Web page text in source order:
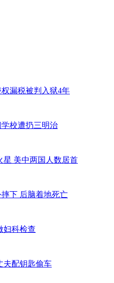
漏税被判入狱4年
校遭扔三明治
星 美中两国人数居首
下 后脑着地死亡
妇科检查
夫配钥匙偷车